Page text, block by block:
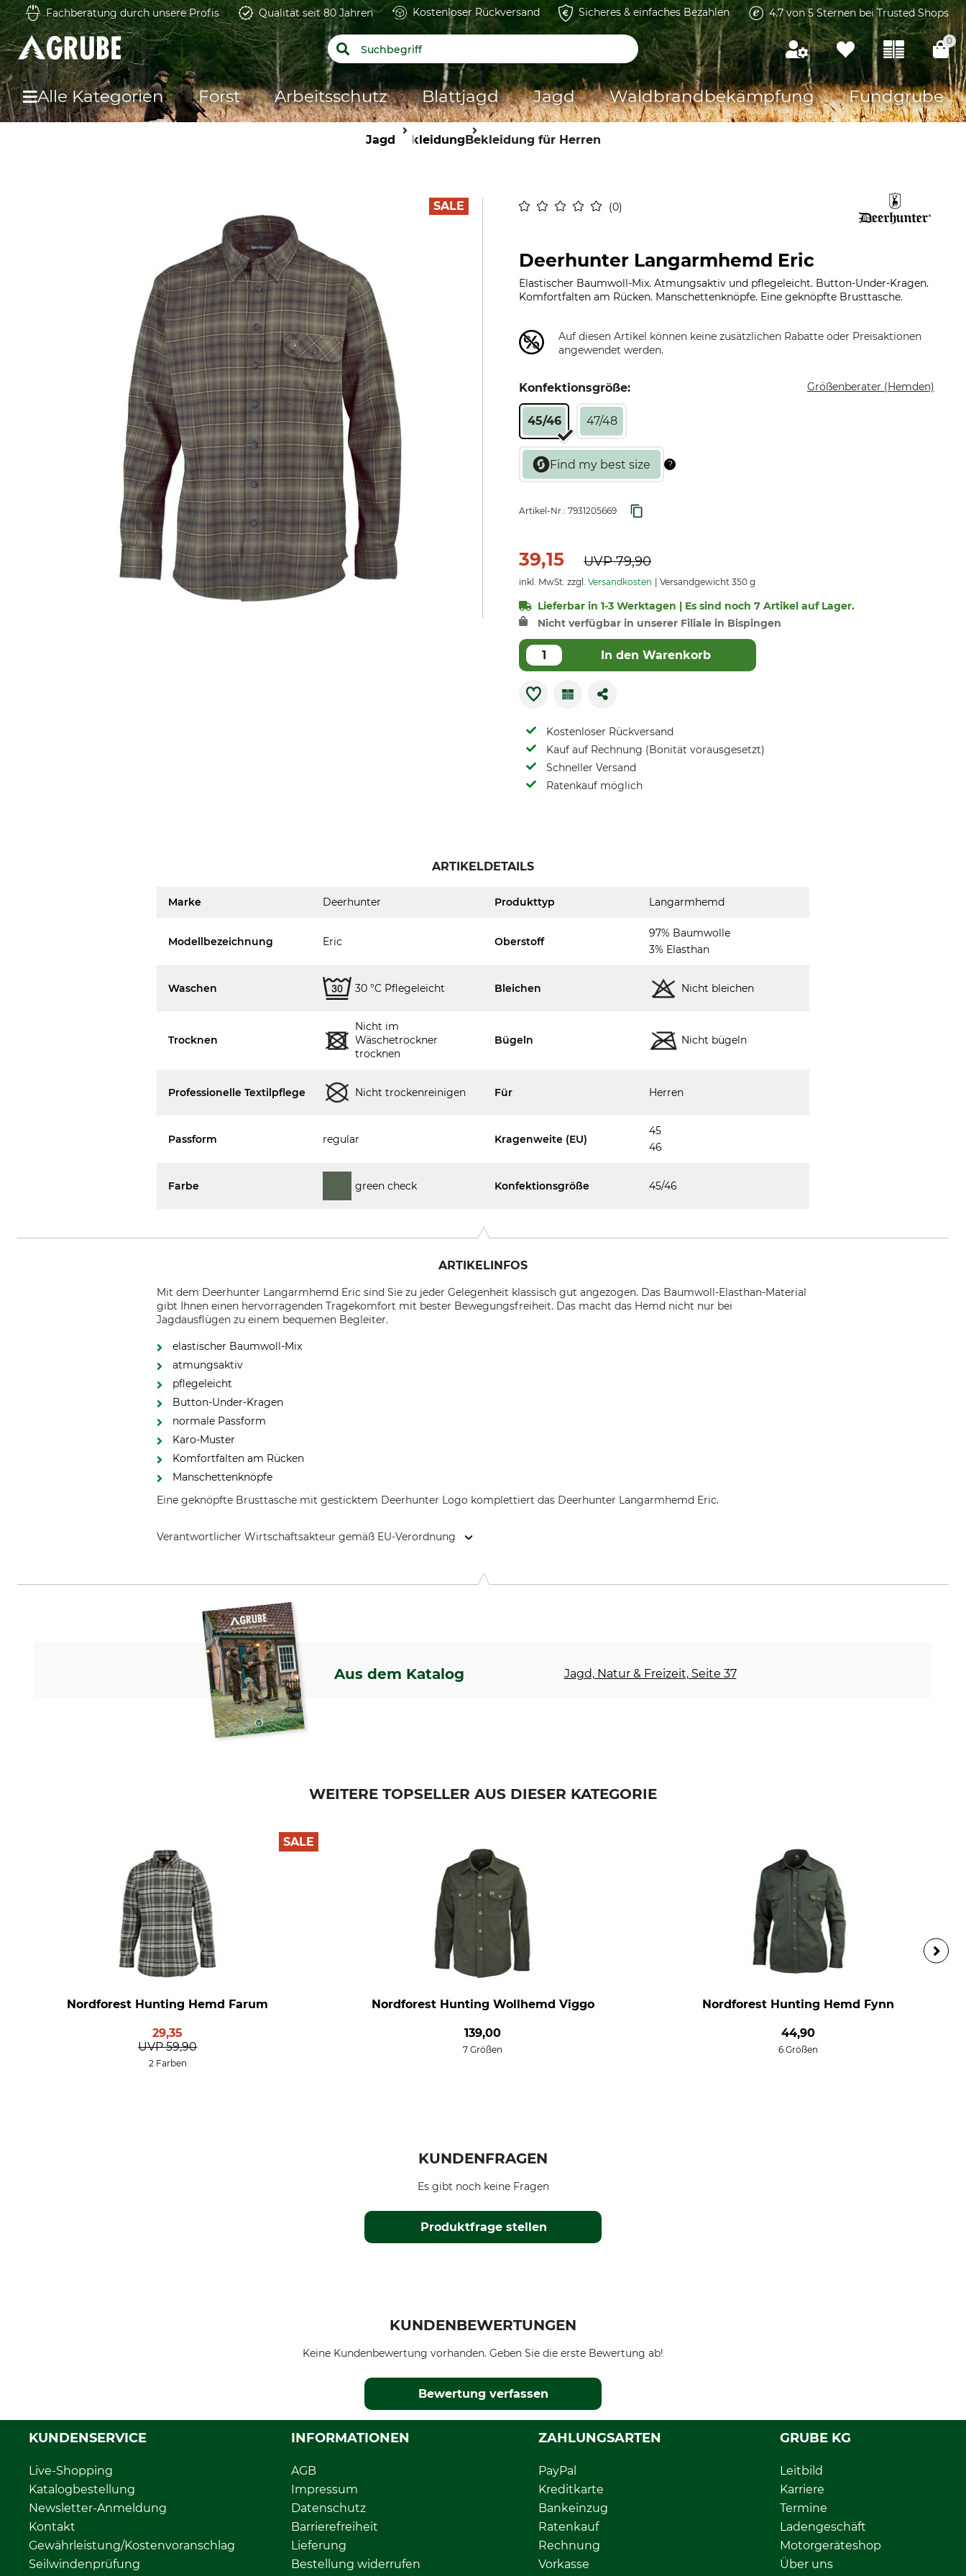
Fachberatung durch unsere Profis Qualität seit 80 Jahren Kostenloser Rückversand Sicheres & einfaches Bezahlen 4.7 von 5 Sternen bei Trusted Shops
0
Alle Kategorien Forst Arbeitsschutz Blattjagd Jagd Waldbrandbekämpfung Fundgrube
Jagd BekleidungBekleidung für Herren
0
SALE
Deerhunter Langarmhemd Eric
Elastischer Baumwoll-Mix. Atmungsaktiv und pflegeleicht. Button-Under-Kragen.
Komfortfalten am Rücken. Manschettenknöpfe. Eine geknöpfte Brusttasche.
Auf diesen Artikel können keine zusätzlichen Rabatte oder Preisaktionen
angewendet werden.
Konfektionsgröße: Größenberater (Hemden)
45/46 47/48
Artikel-Nr.: 7931205669
39,15 UVP79,90
inkl. MwSt. zzgl. Versandkosten Versandgewicht 350 g
Lieferbar in 1-3 Werktagen | Es sind noch 7 Artikel auf Lager.
Nicht verfügbar in unserer Filiale in Bispingen
In den Warenkorb
Kostenloser Rückversand
Kauf auf Rechnung (Bonität vorausgesetzt)
Schneller Versand
Ratenkauf möglich
ARTIKELDETAILS
Marke Deerhunter Produkttyp Langarmhemd
Modellbezeichnung Eric Oberstoff
97% Baumwolle
3% Elasthan
Waschen 30 °C Pflegeleicht Bleichen Nicht bleichen
Trocknen
Nicht im
Wäschetrockner
trocknen
Bügeln Nicht bügeln
Professionelle Textilpflege Nicht trockenreinigen Für Herren
Passform regular Kragenweite (EU)
45
46
Farbe green check Konfektionsgröße 45/46
ARTIKELINFOS
Mit dem Deerhunter Langarmhemd Eric sind Sie zu jeder Gelegenheit klassisch gut angezogen. Das Baumwoll-Elasthan-Material
gibt Ihnen einen hervorragenden Tragekomfort mit bester Bewegungsfreiheit. Das macht das Hemd nicht nur bei
Jagdausflügen zu einem bequemen Begleiter.
elastischer Baumwoll-Mix
atmungsaktiv
pflegeleicht
Button-Under-Kragen
normale Passform
Karo-Muster
Komfortfalten am Rücken
Manschettenknöpfe
Eine geknöpfte Brusttasche mit gesticktem Deerhunter Logo komplettiert das Deerhunter Langarmhemd Eric.
Verantwortlicher Wirtschaftsakteur gemäß EU-Verordnung
Aus dem Katalog Jagd, Natur & Freizeit, Seite 37
WEITERE TOPSELLER AUS DIESER KATEGORIE
SALE
Nordforest Hunting Hemd Farum
29,35
UVP 59,90
2 Farben
Nordforest Hunting Wollhemd Viggo
139,00
7 Größen
Nordforest Hunting Hemd Fynn
44,90
6 Größen
KUNDENFRAGEN
Produktfrage stellen
Es gibt noch keine Fragen
KUNDENBEWERTUNGEN
Keine Kundenbewertung vorhanden. Geben Sie die erste Bewertung ab!
Bewertung verfassen
KUNDENSERVICE
Live-Shopping
Katalogbestellung
Newsletter-Anmeldung
Kontakt
Gewährleistung/Kostenvoranschlag
Seilwindenprüfung
INFORMATIONEN
AGB
Impressum
Datenschutz
Barrierefreiheit
Lieferung
Bestellung widerrufen
ZAHLUNGSARTEN
PayPal
Kreditkarte
Bankeinzug
Ratenkauf
Rechnung
Vorkasse
GRUBE KG
Leitbild
Karriere
Termine
Ladengeschäft
Motorgeräteshop
Über uns